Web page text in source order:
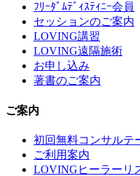
ﾌﾘｰﾀﾞﾑﾃﾞｨｽﾃｨﾆｰ会員
セッションのご案内
LOVING講習
LOVING遠隔施術
お申し込み
著書のご案内
ご案内
初回無料コンサルテ
ご利用案内
LOVINGヒーラーリ